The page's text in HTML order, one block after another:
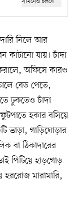
নিলে আর
কাটানো যায়। চাঁদা
অফিসে কারও
বেড পেতে,
ঢুকতেও চাঁদা
হকার বসিয়ে
ভাড়া, গাড়িঘোড়ার
বা ঠিকাদারের
পিটিয়ে হাড়গোড়
হররোজ মারামারি,